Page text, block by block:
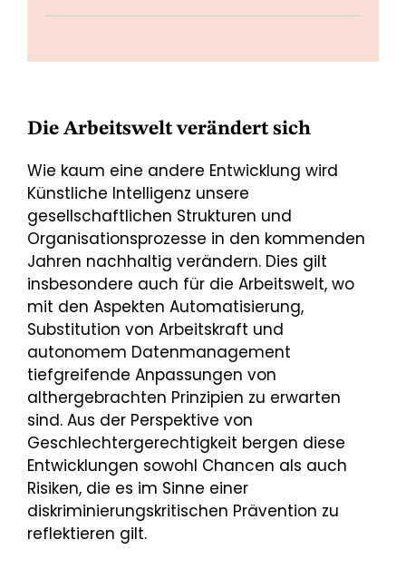
Die Arbeitswelt verändert sich
Wie kaum eine andere Entwicklung wird
Künstliche Intelligenz unsere
gesellschaftlichen Strukturen und
Organisationsprozesse in den kommenden
Jahren nachhaltig verändern. Dies gilt
insbesondere auch für die Arbeitswelt, wo
mit den Aspekten Automatisierung,
Substitution von Arbeitskraft und
autonomem Datenmanagement
tiefgreifende Anpassungen von
althergebrachten Prinzipien zu erwarten
sind. Aus der Perspektive von
Geschlechtergerechtigkeit bergen diese
Entwicklungen sowohl Chancen als auch
Risiken, die es im Sinne einer
diskriminierungskritischen Prävention zu
reflektieren gilt.